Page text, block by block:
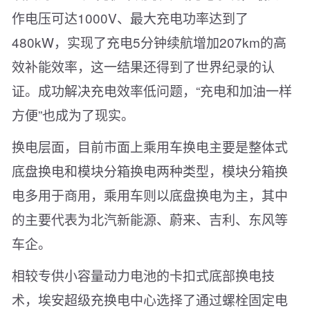
作电压可达1000V、最大充电功率达到了
480kW，实现了充电5分钟续航增加207km的高
效补能效率，这一结果还得到了世界纪录的认
证。成功解决充电效率低问题，“充电和加油一样
方便”也成为了现实。
换电层面，目前市面上乘用车换电主要是整体式
底盘换电和模块分箱换电两种类型，模块分箱换
电多用于商用，乘用车则以底盘换电为主，其中
的主要代表为北汽新能源、蔚来、吉利、东风等
车企。
相较专供小容量动力电池的卡扣式底部换电技
术，埃安超级充换电中心选择了通过螺栓固定电